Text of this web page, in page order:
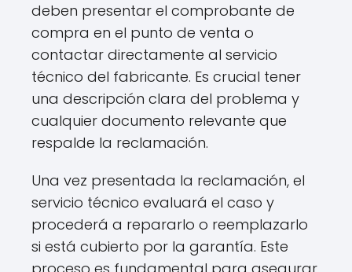
deben presentar el comprobante de
compra en el punto de venta o
contactar directamente al servicio
técnico del fabricante. Es crucial tener
una descripción clara del problema y
cualquier documento relevante que
respalde la reclamación.
Una vez presentada la reclamación, el
servicio técnico evaluará el caso y
procederá a repararlo o reemplazarlo
si está cubierto por la garantía. Este